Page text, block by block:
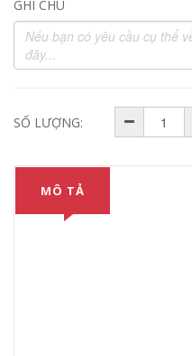
GHI CHÚ
SỐ LƯỢNG:
MÔ TẢ